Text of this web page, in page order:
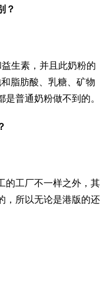
？
生素，并且此奶粉的
脂肪酸、乳糖、矿物
普通奶粉做不到的。
的工厂不一样之外，其
，所以无论是港版的还